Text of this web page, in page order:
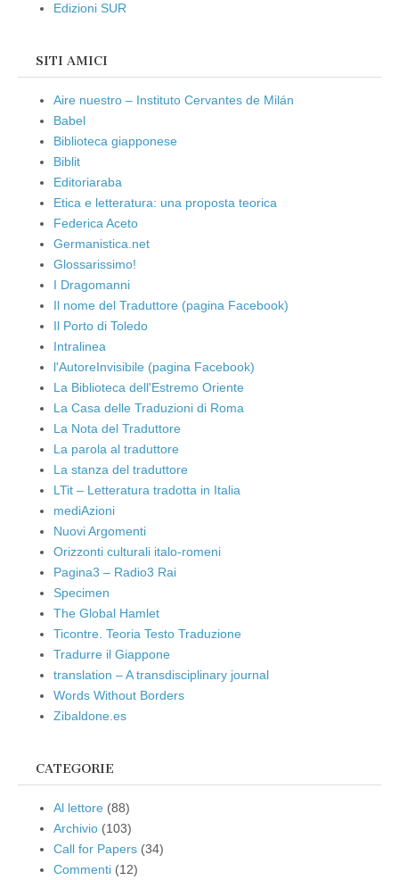
Edizioni SUR
SITI AMICI
Aire nuestro – Instituto Cervantes de Milán
Babel
Biblioteca giapponese
Biblit
Editoriaraba
Etica e letteratura: una proposta teorica
Federica Aceto
Germanistica.net
Glossarissimo!
I Dragomanni
Il nome del Traduttore (pagina Facebook)
Il Porto di Toledo
Intralinea
l'AutoreInvisibile (pagina Facebook)
La Biblioteca dell'Estremo Oriente
La Casa delle Traduzioni di Roma
La Nota del Traduttore
La parola al traduttore
La stanza del traduttore
LTit – Letteratura tradotta in Italia
mediAzioni
Nuovi Argomenti
Orizzonti culturali italo-romeni
Pagina3 – Radio3 Rai
Specimen
The Global Hamlet
Ticontre. Teoria Testo Traduzione
Tradurre il Giappone
translation – A transdisciplinary journal
Words Without Borders
Zibaldone.es
CATEGORIE
Al lettore (88)
Archivio (103)
Call for Papers (34)
Commenti (12)